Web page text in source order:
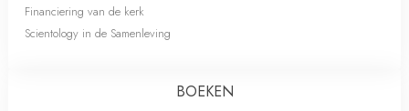
Financiering van de kerk
Scientology in de Samenleving
BOEKEN